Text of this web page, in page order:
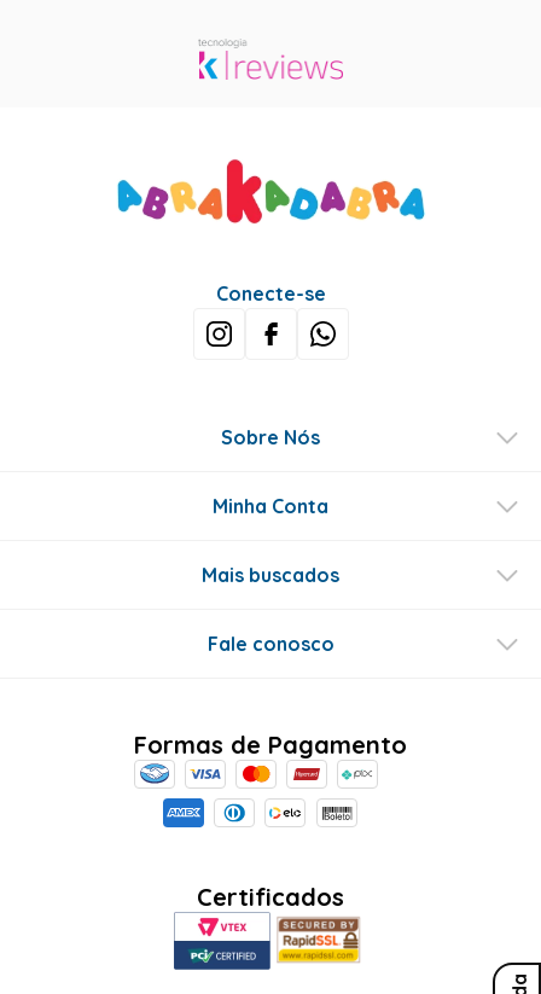
Conecte-se
Sobre Nós
Minha Conta
Mais buscados
Fale conosco
Formas de Pagamento
Certificados